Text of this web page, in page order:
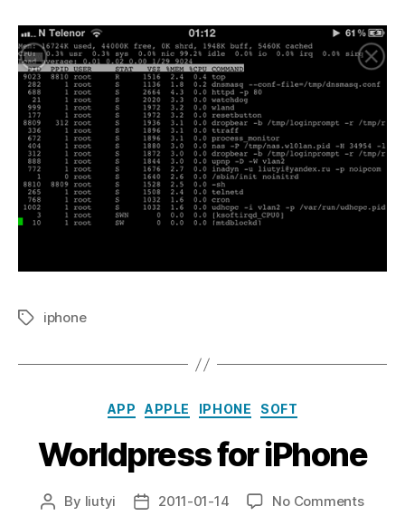
Tagsiphone
Categories
APP APPLE IPHONE SOFT
Worldpress for iPhone
Post
By liutyi
Post2011-01-14 No Commentson